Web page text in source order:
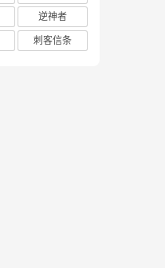
逆神者
刺客信条